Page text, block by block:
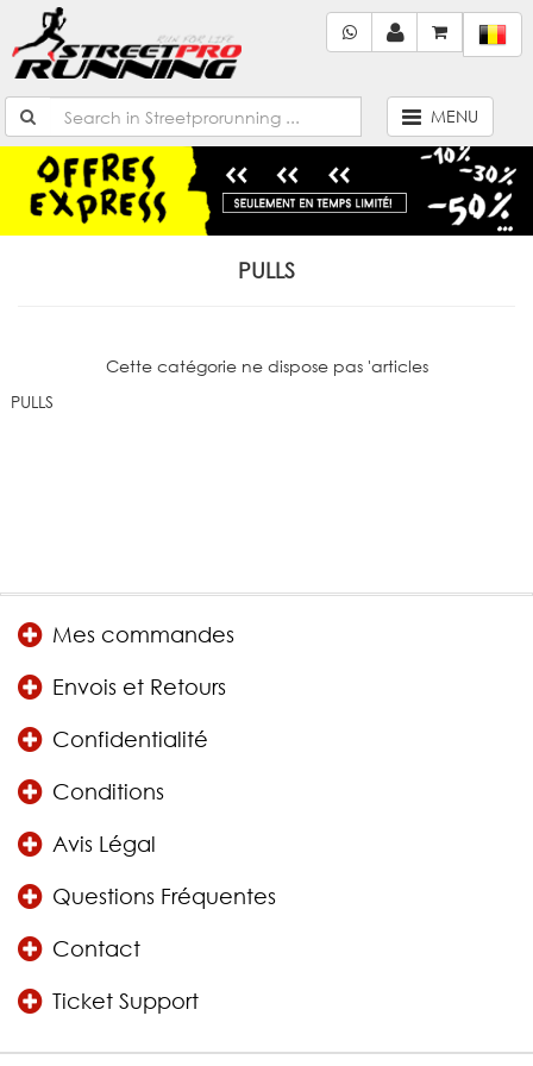
MENU
PULLS
Cette catégorie ne dispose pas 'articles
PULLS
Mes commandes
Envois et Retours
Confidentialité
Conditions
Avis Légal
Questions Fréquentes
Contact
Ticket Support